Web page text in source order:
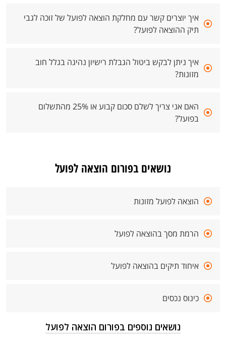
איך יוצרים קשר עם מחלקת הוצאה לפועל של זוכה לגבי
תיק ההוצאה לפועל?
איך ניתן לבקש ביטול הגבלת רישיון נהיגה בגלל חוב
מזונות?
האם אני צריך לשלם סכום קבוע או 25% מהתשלום
בפועל?
נושאים בפורום הוצאה לפועל
הוצאה לפועל מזונות
הרמת מסך בהוצאה לפועל
איחוד תיקים בהוצאה לפועל
כינוס נכסים
נושאים נוספים בפורום הוצאה לפועל